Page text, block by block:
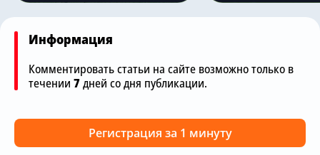
Информация
Комментировать статьи на сайте возможно только в
течении 7дней со дня публикации.
Регистрация за 1 минуту